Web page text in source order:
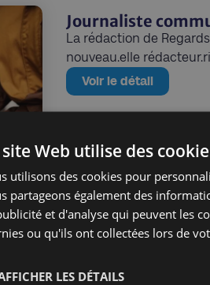
Journaliste
La rédaction de
nouveau.elle
Voir le détail
site Web utilise des
utilisons des cookies pour
partageons également des
et d'analyse qui peuvent les
ou qu'ils ont collectées lors de
LES DÉTAILS